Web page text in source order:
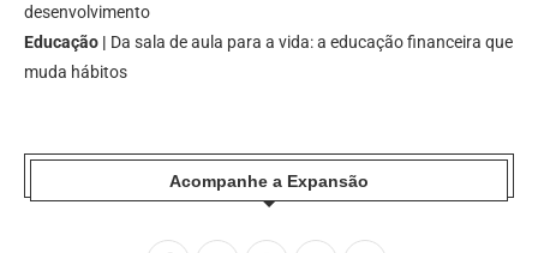
desenvolvimento
Educação | Da sala de aula para a vida: a educação financeira que
muda hábitos
Acompanhe a Expansão